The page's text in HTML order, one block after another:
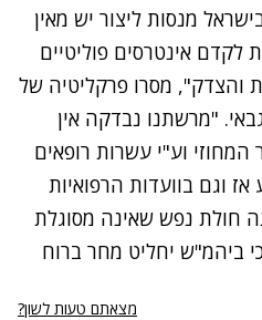
מנסות ליצור יש מאין
לקדם אינטרסים פוליטיים
והצדק", מסרו פרקליטיה של
"מרשתנו נבדקה אין
וע"י עשרות רופאים
אז וגם בוועדות הרפואיות
חולת נפש שאינה מסוגלת
ביהמ"ש יחליט מחר ברוח
מצאתם טעות לשון?